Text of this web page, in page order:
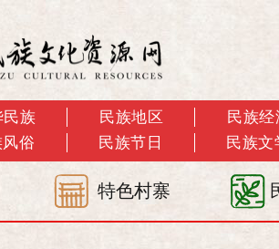
民族 民族地区
民族经
俗
民族节日 民族文
特色村寨